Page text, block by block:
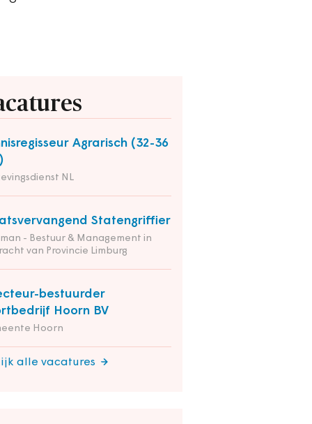
Agrarisch (32-36
NL
Statengriffier
- Bestuur & Management in
van Provincie Limburg
bestuurder
Hoorn BV
Hoorn
alle vacatures